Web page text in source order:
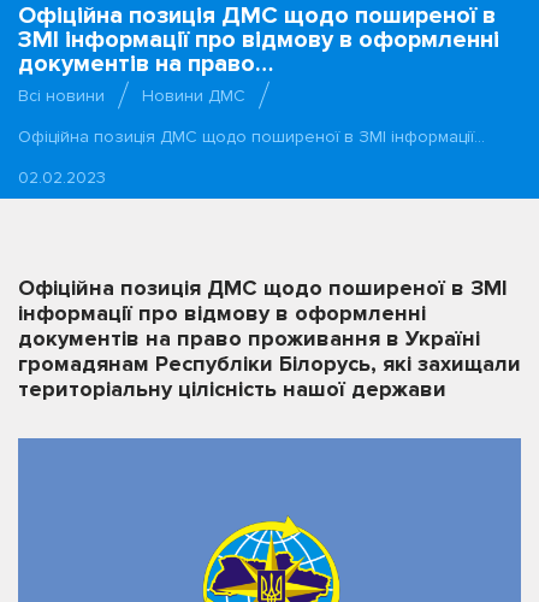
Офіційна позиція ДМС щодо поширеної в
ЗМІ інформації про відмову в оформленні
документів на право…
Всі новини
Новини ДМС
Офіційна позиція ДМС щодо поширеної в ЗМІ інформації…
02.02.2023
Офіційна позиція ДМС щодо поширеної в ЗМІ
інформації про відмову в оформленні
документів на право проживання в Україні
громадянам Республіки Білорусь, які захищали
територіальну цілісність нашої держави